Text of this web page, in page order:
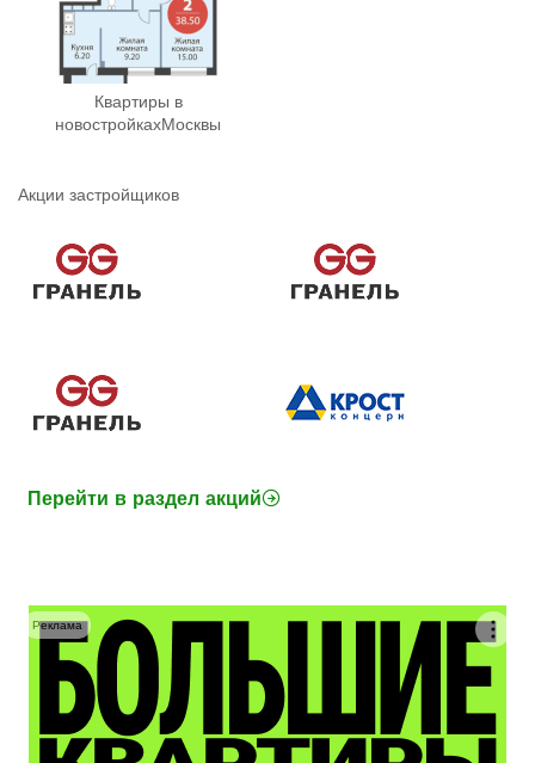
Квартиры в
новостройкахМосквы
Акции застройщиков
Перейти в раздел акций
Реклама